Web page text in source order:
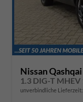
Nissan Qashqai
unverbindliche Lieferzeit: